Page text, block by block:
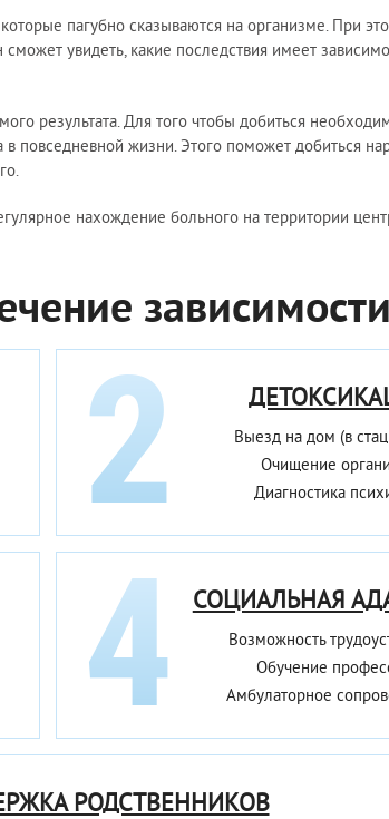
пагубно сказываются на организме. При
увидеть, какие последствия имеет
результата. Для того чтобы добиться
повседневной жизни. Этого поможет добиться
нахождение больного на территории
Выезд на дом (в
Очищение
Диагностика
СОЦИАЛЬНАЯ
Возможность
Обучение
Амбулаторное
РОДСТВЕННИКОВ